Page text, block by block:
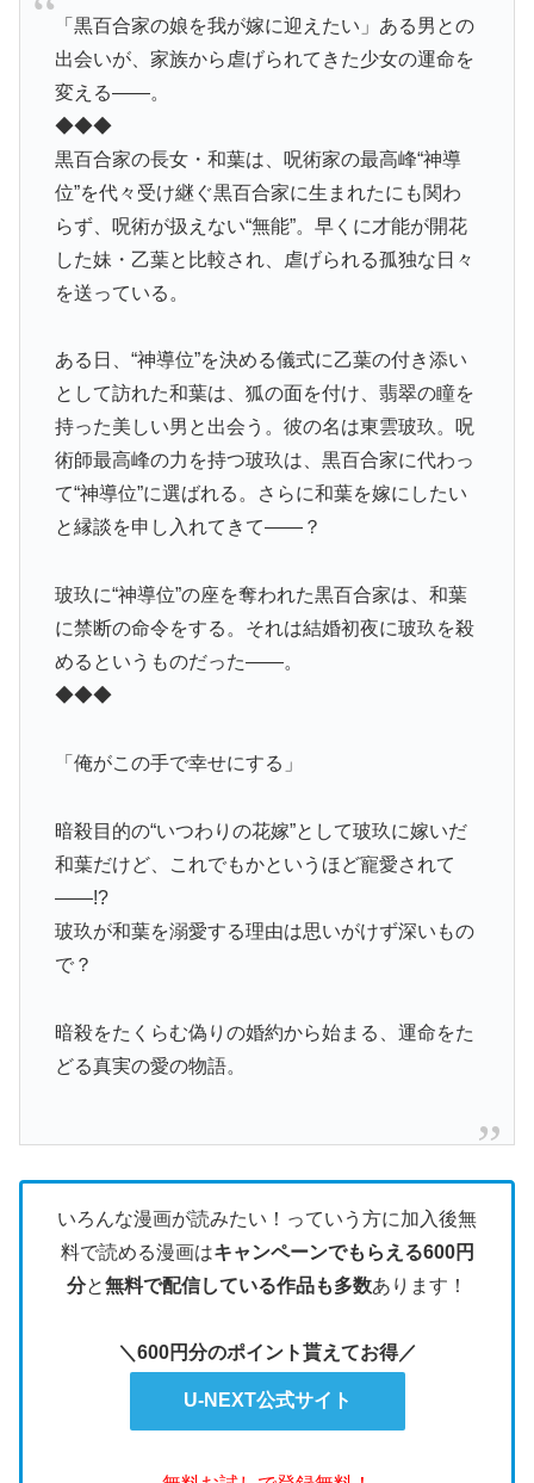
「黒百合家の娘を我が嫁に迎えたい」ある男との
出会いが、家族から虐げられてきた少女の運命を
変える――。
◆◆◆
黒百合家の長女・和葉は、呪術家の最高峰“神導
位”を代々受け継ぐ黒百合家に生まれたにも関わ
らず、呪術が扱えない“無能”。早くに才能が開花
した妹・乙葉と比較され、虐げられる孤独な日々
を送っている。
ある日、“神導位”を決める儀式に乙葉の付き添い
として訪れた和葉は、狐の面を付け、翡翠の瞳を
持った美しい男と出会う。彼の名は東雲玻玖。呪
術師最高峰の力を持つ玻玖は、黒百合家に代わっ
て“神導位”に選ばれる。さらに和葉を嫁にしたい
と縁談を申し入れてきて――？
玻玖に“神導位”の座を奪われた黒百合家は、和葉
に禁断の命令をする。それは結婚初夜に玻玖を殺
めるというものだった――。
◆◆◆
「俺がこの手で幸せにする」
暗殺目的の“いつわりの花嫁”として玻玖に嫁いだ
和葉だけど、これでもかというほど寵愛されて
――!?
玻玖が和葉を溺愛する理由は思いがけず深いもの
で？
暗殺をたくらむ偽りの婚約から始まる、運命をた
どる真実の愛の物語。
いろんな漫画が読みたい！っていう方に加入後無
料で読める漫画はキャンペーンでもらえる600円
分と無料で配信している作品も多数あります！
＼600円分のポイント貰えてお得／
U-NEXT公式サイト